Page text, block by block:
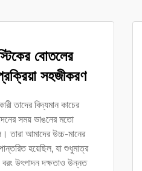
বোতলের
সহজীকরণ
তাদের বিদ্যমান কাচের
সময় ভাঙনের মতো
তারা আমাদের উচ্চ-মানের
হয়েছিল, যা শুধুমাত্র
উৎপাদন দক্ষতাও উন্নত